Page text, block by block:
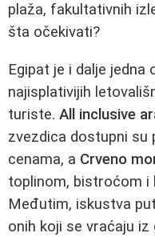
plaža, fakultativnih
šta očekivati?
Egipat je i dalje jedna
najisplativijih
turiste. All inclusive
zvezdica dostupni su
cenama, a Crveno
toplinom, bistroćom i
Međutim, iskustva
onih koji se vraćaju iz